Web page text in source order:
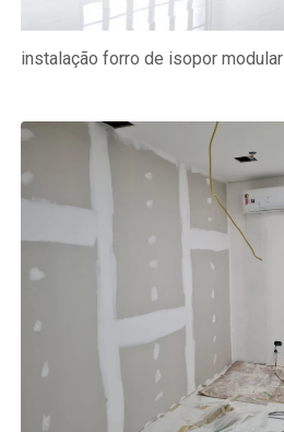
instalação forro de isopor modular